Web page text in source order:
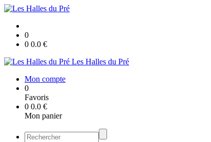
0
0 0.0 €
Les Halles du Pré
Mon compte
0
Favoris
0 0.0 €
Mon panier